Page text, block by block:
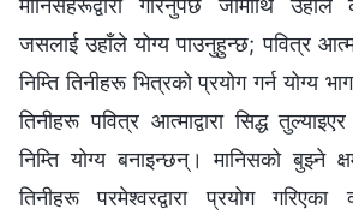
जसलाई उहाँले योग्य पाउनुहुन्छ; पवित्र
निम्ति तिनीहरू भित्रको प्रयोग गर्न योग्य
तिनीहरू पवित्र आत्माद्वारा सिद्ध
निम्ति योग्य बनाइन्छन्। मानिसको बुझ्ने
तिनीहरू परमेश्‍वरद्वारा प्रयोग गरिएका